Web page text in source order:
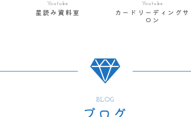
Youtube
星読み資料室
Youtube
カードリーディングサ
ロン
BLOG